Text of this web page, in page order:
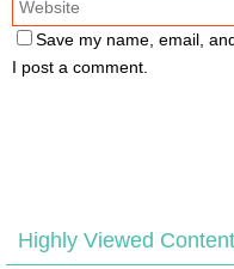
Save my name, email,
I post a comment.
Highly Viewed Content